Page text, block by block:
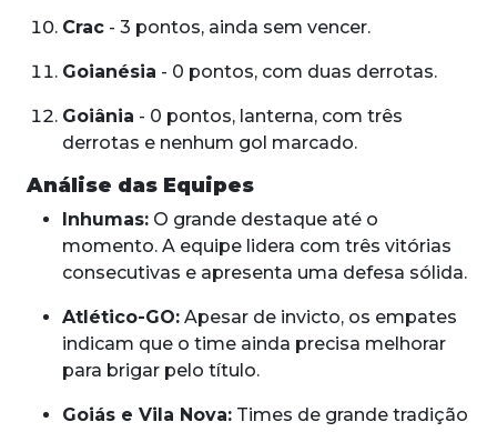
Crac - 3 pontos, ainda sem vencer.
Goianésia - 0 pontos, com duas derrotas.
Goiânia - 0 pontos, lanterna, com três
derrotas e nenhum gol marcado.
Análise das Equipes
Inhumas: O grande destaque até o
momento. A equipe lidera com três vitórias
consecutivas e apresenta uma defesa sólida.
Atlético-GO: Apesar de invicto, os empates
indicam que o time ainda precisa melhorar
para brigar pelo título.
Goiás e Vila Nova: Times de grande tradição